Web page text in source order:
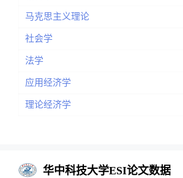
马克思主义理论
社会学
法学
应用经济学
理论经济学
华中科技大学ESI论文数据